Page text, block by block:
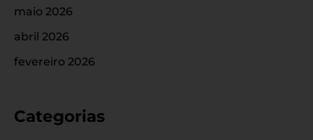
maio 2026
abril 2026
fevereiro 2026
Categorias